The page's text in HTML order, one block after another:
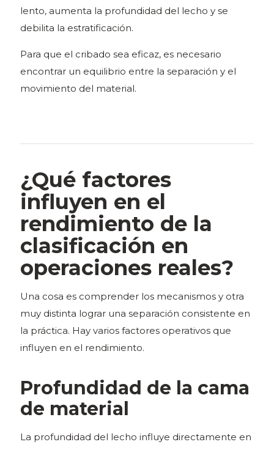
lento, aumenta la profundidad del lecho y se
debilita la estratificación.
Para que el cribado sea eficaz, es necesario
encontrar un equilibrio entre la separación y el
movimiento del material.
¿Qué factores
influyen en el
rendimiento de la
clasificación en
operaciones reales?
Una cosa es comprender los mecanismos y otra
muy distinta lograr una separación consistente en
la práctica. Hay varios factores operativos que
influyen en el rendimiento.
Profundidad de la cama
de material
La profundidad del lecho influye directamente en